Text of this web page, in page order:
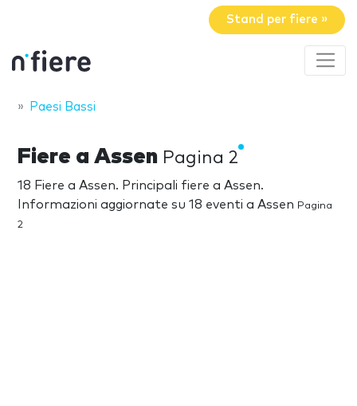
Stand per fiere »
Paesi Bassi
Fiere a Assen Pagina 2
18 Fiere a Assen. Principali fiere a Assen.
Informazioni aggiornate su 18 eventi a Assen Pagina
2